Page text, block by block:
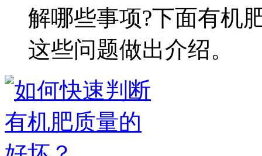
解哪些事项?下面有机
这些问题做出介绍